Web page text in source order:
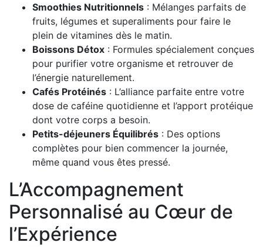
Smoothies Nutritionnels : Mélanges parfaits de
fruits, légumes et superaliments pour faire le
plein de vitamines dès le matin.
Boissons Détox : Formules spécialement conçues
pour purifier votre organisme et retrouver de
l’énergie naturellement.
Cafés Protéinés : L’alliance parfaite entre votre
dose de caféine quotidienne et l’apport protéique
dont votre corps a besoin.
Petits-déjeuners Équilibrés : Des options
complètes pour bien commencer la journée,
même quand vous êtes pressé.
L’Accompagnement
Personnalisé au Cœur de
l’Expérience